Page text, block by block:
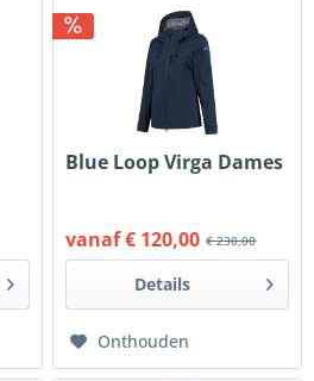
Blue Loop Virga Dames
€ 230,00
vanaf € 120,00
Details
Onthouden